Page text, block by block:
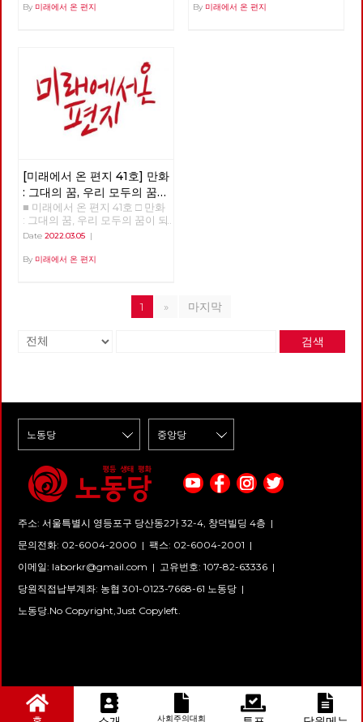
By 미래에서 온 편지 By 미래에서 온 편지
[미래에서 온 편지 41호] 만화
: 그대의 꿈, 우리 모두의 꿈이
되어
■ 미래에서 온 편지 41호 □ 만화
: 그대의 꿈, 우리 모두의 꿈이 되
어 >>>>>> 업로드 준비중
Date 2022.03.05 |
By 미래에서 온 편지
1 » 마지막
검색
주소: 서울특별시 영등포구 당산동2가 32-4, 창덕빌딩 4층 |
문의전화: 02-6004-2000 | 팩스: 02-6004-2001 |
이메일: laborkr@gmail.com | 고유번호: 107-82-63336 |
당원직접납부계좌: 농협 301-0123-7668-61 노동당 |
노동당.No Copyright,Just Copyleft.
사회주의대회